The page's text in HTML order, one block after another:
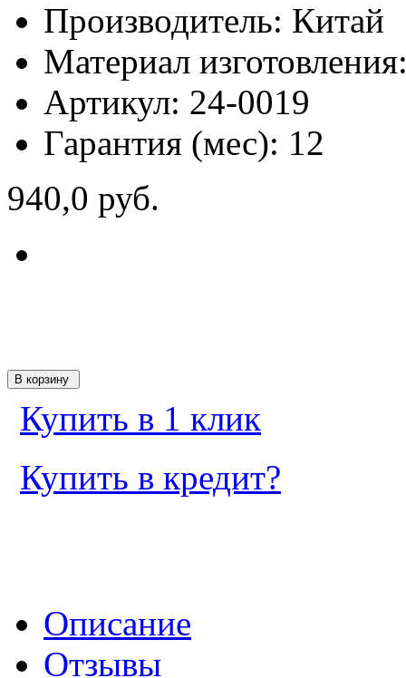
Производитель: Китай
Материал
Артикул: 24-0019
Гарантия (мес): 12
940,0 руб.
Купить в 1 клик
Купить в кредит?
Описание
Отзывы